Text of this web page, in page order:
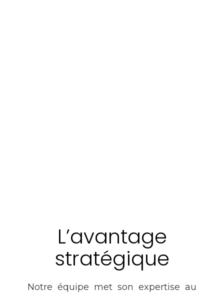
L’avantage
stratégique
Notre équipe met son expertise au